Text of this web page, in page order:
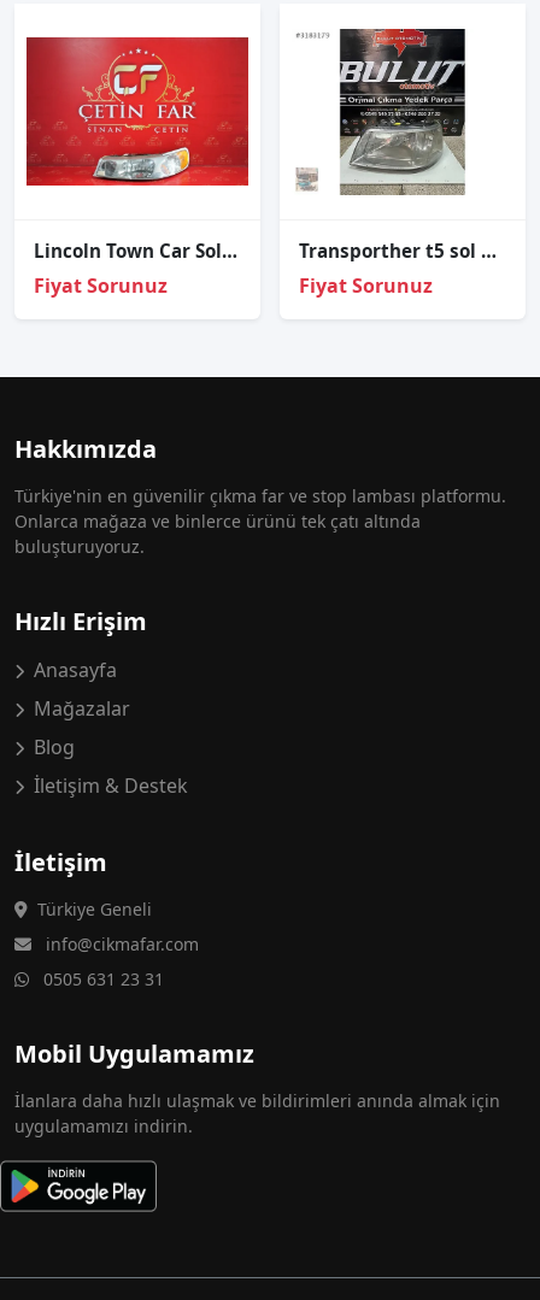
Lincoln Town Car Sol Far Orijinal Çıkma
Fiyat Sorunuz
Transporther t5 sol ön far çıkma
Fiyat Sorunuz
Hakkımızda
Türkiye'nin en güvenilir çıkma far ve stop lambası platformu.
Onlarca mağaza ve binlerce ürünü tek çatı altında
buluşturuyoruz.
Hızlı Erişim
Anasayfa
Mağazalar
Blog
İletişim & Destek
İletişim
Türkiye Geneli
info@cikmafar.com
0505 631 23 31
Mobil Uygulamamız
İlanlara daha hızlı ulaşmak ve bildirimleri anında almak için
uygulamamızı indirin.